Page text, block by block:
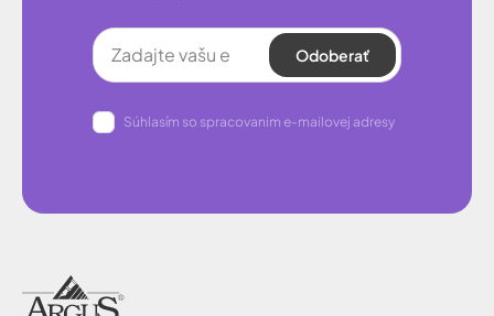
Odoberať
Súhlasím so spracovanim e-mailovej adresy